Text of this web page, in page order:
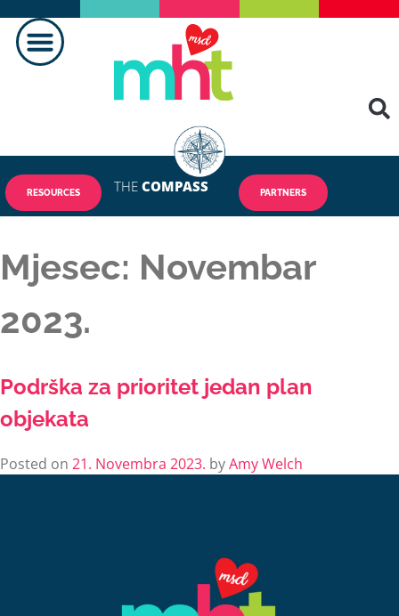
RESOURCES THE COMPASS PARTNERS
Mjesec: Novembar
2023.
Podrška za prioritet jedan plan
objekata
Posted on 21. Novembra 2023. byAmy Welch